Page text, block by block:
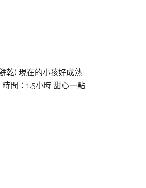
乾( 現在的小孩好成熟
間：1.5小時 甜心一點